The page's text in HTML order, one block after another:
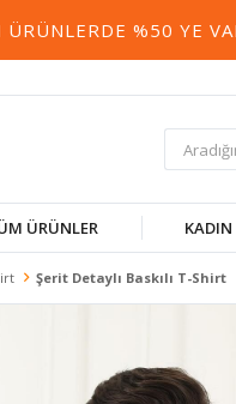
%50 YE
ÜRÜNLER KADIN
Şerit Detaylı Baskılı T-Shirt